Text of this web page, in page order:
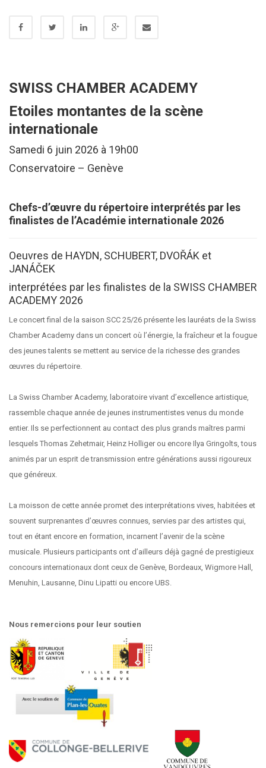
SWISS CHAMBER ACADEMY
Etoiles montantes de la scène
internationale
Samedi 6 juin 2026 à 19h00
Conservatoire – Genève
Chefs-d’œuvre du répertoire interprétés par les
finalistes de l’Académie internationale 2026
Oeuvres de HAYDN, SCHUBERT, DVOŘÁK et
JANÁČEK
interprétées par les finalistes de la SWISS CHAMBER
ACADEMY 2026
Le concert final de la saison SCC 25/26 présente les lauréats de la Swiss
Chamber Academy dans un concert où l’énergie, la fraîcheur et la fougue
des jeunes talents se mettent au service de la richesse des grandes
œuvres du répertoire.
La Swiss Chamber Academy, laboratoire vivant d’excellence artistique,
rassemble chaque année de jeunes instrumentistes venus du monde
entier. Ils se perfectionnent au contact des plus grands maîtres parmi
lesquels Thomas Zehetmair, Heinz Holliger ou encore Ilya Gringolts, tous
animés par un esprit de transmission entre générations aussi rigoureux
que généreux.
La moisson de cette année promet des interprétations vives, habitées et
souvent surprenantes d’œuvres connues, servies par des artistes qui,
tout en étant encore en formation, incarnent l’avenir de la scène
musicale. Plusieurs participants ont d’ailleurs déjà gagné de prestigieux
concours internationaux dont ceux de Genève, Bordeaux, Wigmore Hall,
Menuhin, Lausanne, Dinu Lipatti ou encore UBS.
Nous remercions pour leur soutien